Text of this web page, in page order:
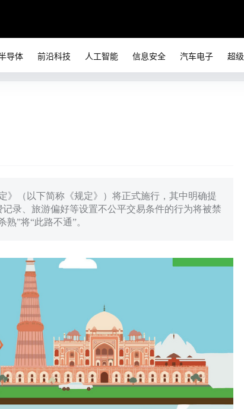
导体 前沿科技 人工智能 信息安全 汽车电子 超
》（以下简称《规定》）将正式施行，其中明确提
录、旅游偏好等设置不公平交易条件的行为将被禁
”将“此路不通”。